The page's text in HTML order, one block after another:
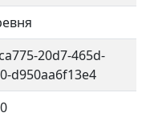
20d7-465d-
d950aa6f13e4